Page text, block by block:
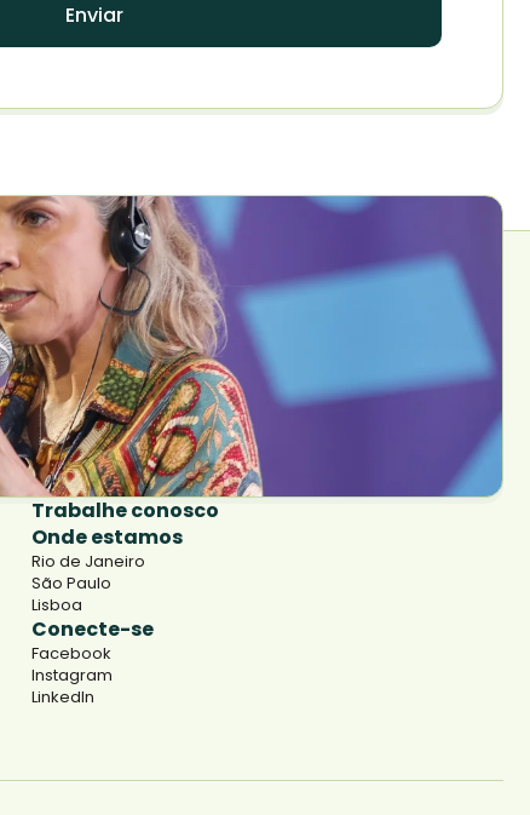
Enviar
Trabalhe conosco
Onde estamos
Rio de Janeiro
São Paulo
Lisboa
Conecte-se
Facebook
Instagram
LinkedIn